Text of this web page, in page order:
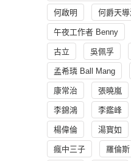
何啟明 何爵天導
午夜工作者 Benny
古立 吳佩孚
孟希璘 Ball Mang
康常治 張曉嵐
李錦鴻 李鑑峰
楊偉倫 湯寳如
瘋中三子 羅倫斯